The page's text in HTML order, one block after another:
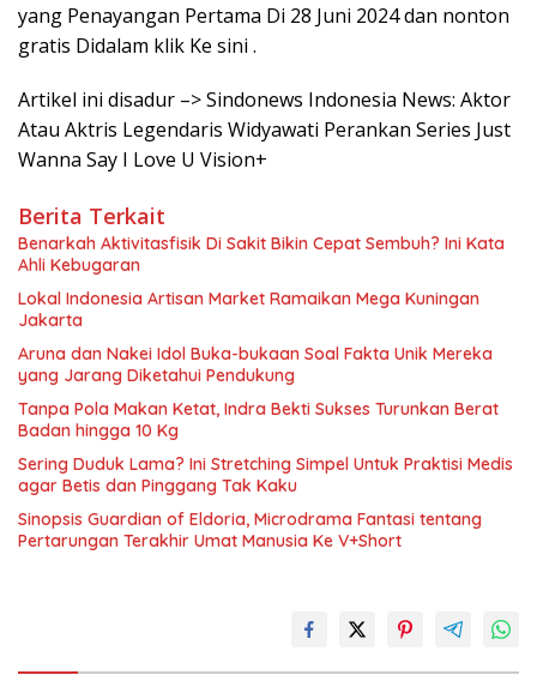
yang Penayangan Pertama Di 28 Juni 2024 dan nonton
gratis Didalam klik Ke sini .
Artikel ini disadur –> Sindonews Indonesia News: Aktor
Atau Aktris Legendaris Widyawati Perankan Series Just
Wanna Say I Love U Vision+
Berita Terkait
Benarkah Aktivitasfisik Di Sakit Bikin Cepat Sembuh? Ini Kata
Ahli Kebugaran
Lokal Indonesia Artisan Market Ramaikan Mega Kuningan
Jakarta
Aruna dan Nakei Idol Buka-bukaan Soal Fakta Unik Mereka
yang Jarang Diketahui Pendukung
Tanpa Pola Makan Ketat, Indra Bekti Sukses Turunkan Berat
Badan hingga 10 Kg
Sering Duduk Lama? Ini Stretching Simpel Untuk Praktisi Medis
agar Betis dan Pinggang Tak Kaku
Sinopsis Guardian of Eldoria, Microdrama Fantasi tentang
Pertarungan Terakhir Umat Manusia Ke V+Short